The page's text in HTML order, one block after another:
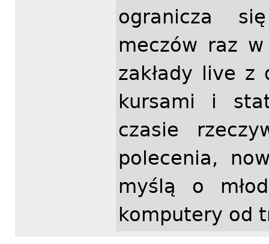
ogranicza
meczów raz
zakłady live z
kursami i
czasie
polecenia,
myślą o
komputery od